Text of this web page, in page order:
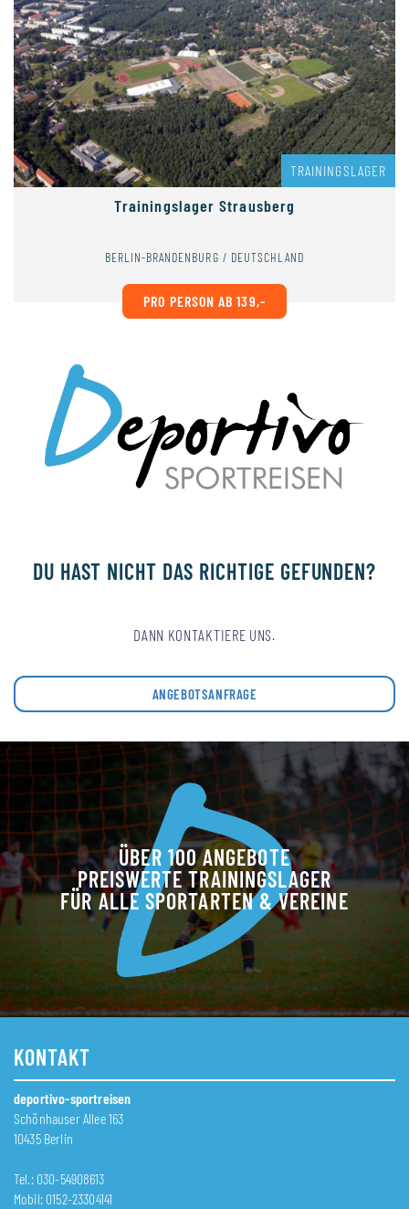
TRAININGSLAGER
Trainingslager Strausberg
BERLIN-BRANDENBURG / DEUTSCHLAND
PRO PERSON AB 139,-
DU HAST NICHT DAS RICHTIGE GEFUNDEN?
DANN KONTAKTIERE UNS.
ANGEBOTSANFRAGE
ÜBER 100 ANGEBOTE
PREISWERTE TRAININGSLAGER
FÜR ALLE SPORTARTEN & VEREINE
KONTAKT
deportivo-sportreisen
Schönhauser Allee 163
10435 Berlin
Tel.: 030-54908613
Mobil: 0152-23304141